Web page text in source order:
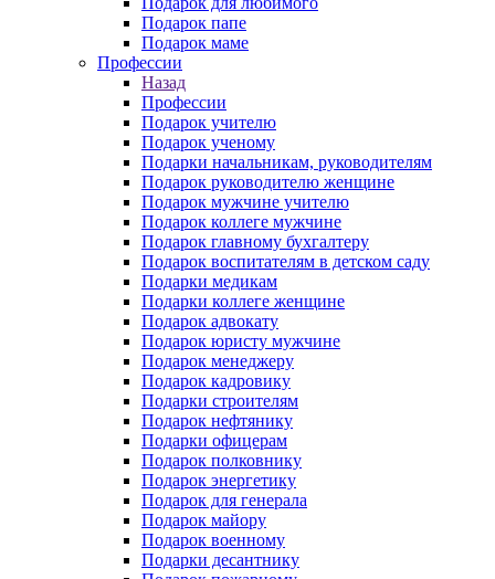
Подарок папе
Подарок маме
Профессии
Назад
Профессии
Подарок учителю
Подарок ученому
Подарки начальникам, руководителям
Подарок руководителю женщине
Подарок мужчине учителю
Подарок коллеге мужчине
Подарок главному бухгалтеру
Подарок воспитателям в детском саду
Подарки медикам
Подарки коллеге женщине
Подарок адвокату
Подарок юристу мужчине
Подарок менеджеру
Подарок кадровику
Подарки строителям
Подарок нефтянику
Подарки офицерам
Подарок полковнику
Подарок энергетику
Подарок для генерала
Подарок майору
Подарок военному
Подарки десантнику